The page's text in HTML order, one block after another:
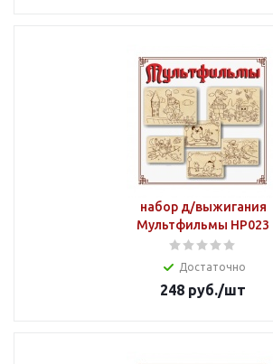
набор д/выжигания
Мультфильмы НР023
Достаточно
248 руб./шт